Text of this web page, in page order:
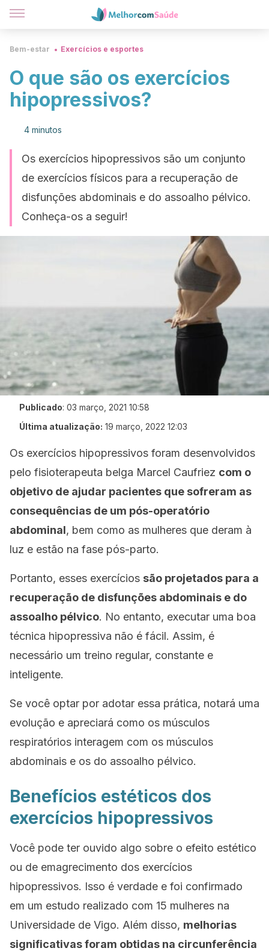
Bem-estar Exercícios e esportes
O que são os exercícios
hipopressivos?
4 minutos
Os exercícios hipopressivos são um conjunto
de exercícios físicos para a recuperação de
disfunções abdominais e do assoalho pélvico.
Conheça-os a seguir!
Publicado: 03 março, 2021 10:58
Última atualização: 19 março, 2022 12:03
Os exercícios hipopressivos foram desenvolvidos
pelo fisioterapeuta belga Marcel Caufriez com o
objetivo de ajudar pacientes que sofreram as
consequências de um pós-operatório
abdominal, bem como as mulheres que deram à
luz e estão na fase pós-parto.
Portanto, esses exercícios são projetados para a
recuperação de disfunções abdominais e do
assoalho pélvico. No entanto, executar uma boa
técnica hipopressiva não é fácil. Assim, é
necessário um treino regular, constante e
inteligente.
Se você optar por adotar essa prática, notará uma
evolução e apreciará como os músculos
respiratórios interagem com os músculos
abdominais e os do assoalho pélvico.
Benefícios estéticos dos
exercícios hipopressivos
Você pode ter ouvido algo sobre o efeito estético
ou de emagrecimento dos exercícios
hipopressivos. Isso é verdade e foi confirmado
em um estudo realizado com 15 mulheres na
Universidade de Vigo. Além disso, melhorias
significativas foram obtidas na circunferência